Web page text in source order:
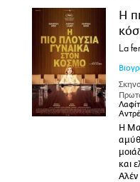
Η
La
Η
και
Αλέν